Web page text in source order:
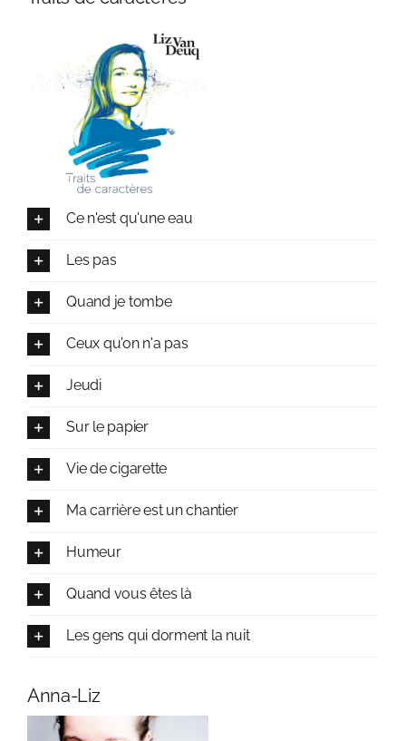
Ce n'est qu'une eau
Les pas
Quand je tombe
Ceux qu'on n'a pas
Jeudi
Sur le papier
Vie de cigarette
Ma carrière est un chantier
Humeur
Quand vous êtes là
Les gens qui dorment la nuit
Anna-Liz